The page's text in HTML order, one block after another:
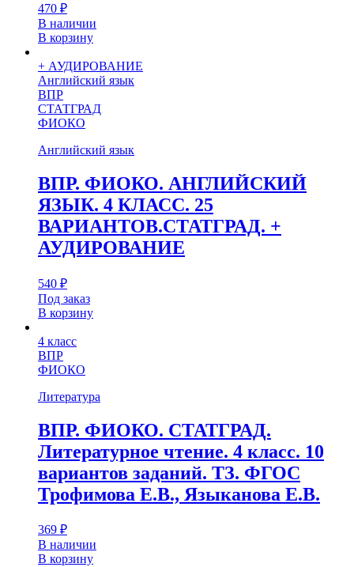
470 ₽
В наличии
В корзину
+ АУДИРОВАНИЕ
Английский язык
ВПР
СТАТГРАД
ФИОКО
Английский язык
ВПР. ФИОКО. АНГЛИЙСКИЙ
ЯЗЫК. 4 КЛАСС. 25
ВАРИАНТОВ.СТАТГРАД. +
АУДИРОВАНИЕ
540 ₽
Под заказ
В корзину
4 класс
ВПР
ФИОКО
Литература
ВПР. ФИОКО. СТАТГРАД.
Литературное чтение. 4 класс. 10
вариантов заданий. ТЗ. ФГОС
Трофимова Е.В., Языканова Е.В.
369 ₽
В наличии
В корзину